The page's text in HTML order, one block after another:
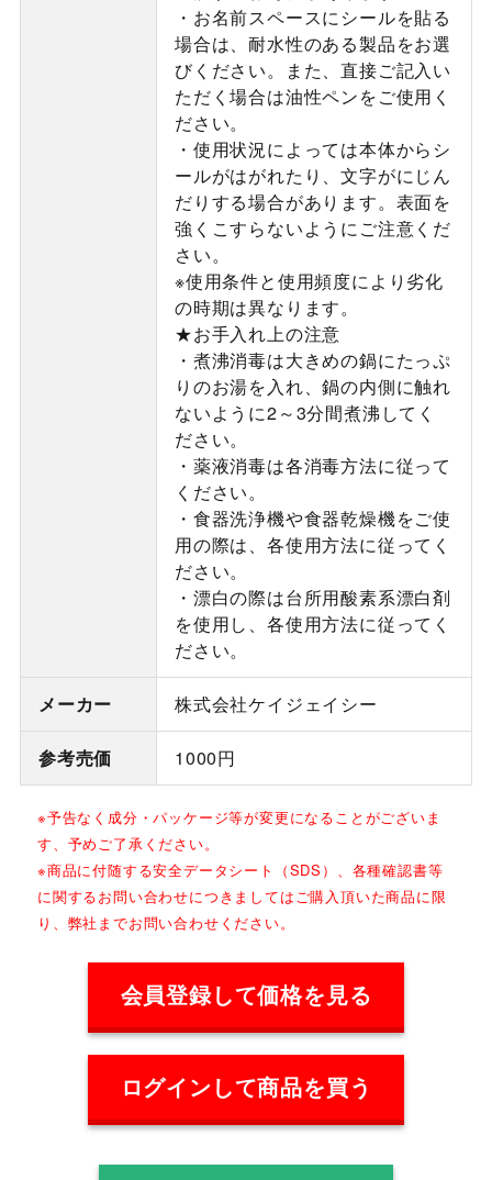
・お名前スペースにシールを貼る
場合は、耐水性のある製品をお選
びください。また、直接ご記入い
ただく場合は油性ペンをご使用く
ださい。
・使用状況によっては本体からシ
ールがはがれたり、文字がにじん
だりする場合があります。表面を
強くこすらないようにご注意くだ
さい。
※使用条件と使用頻度により劣化
の時期は異なります。
★お手入れ上の注意
・煮沸消毒は大きめの鍋にたっぷ
りのお湯を入れ、鍋の内側に触れ
ないように2～3分間煮沸してく
ださい。
・薬液消毒は各消毒方法に従って
ください。
・食器洗浄機や食器乾燥機をご使
用の際は、各使用方法に従ってく
ださい。
・漂白の際は台所用酸素系漂白剤
を使用し、各使用方法に従ってく
ださい。
メーカー 株式会社ケイジェイシー
参考売価 1000円
※予告なく成分・パッケージ等が変更になることがございま
す、予めご了承ください。
※商品に付随する安全データシート（SDS）、各種確認書等
に関するお問い合わせにつきましてはご購入頂いた商品に限
り、弊社までお問い合わせください。
会員登録して価格を見る
ログインして商品を買う